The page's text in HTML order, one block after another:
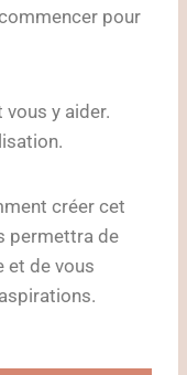
pour
y aider.
créer cet
permettra de
et de vous